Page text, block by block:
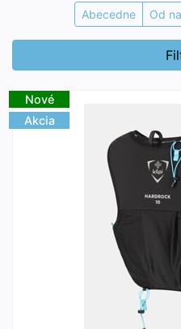
Abecedne Od
Nové
Akcia